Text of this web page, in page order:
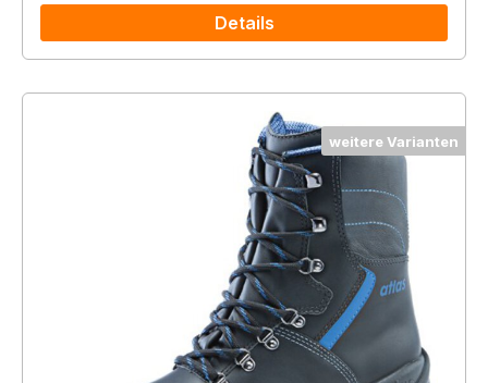
Details
weitere Varianten